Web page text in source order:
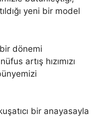
yeni bir model
dönemi
artış hızımızı
bir anayasayla